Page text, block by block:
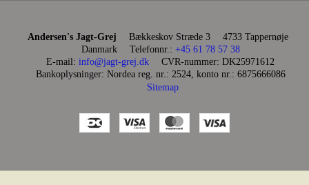
Andersen's Jagt-Grej Bækkeskov Stræde 3
4733 Tappernøje
Danmark
Telefonnr. : +45 61 78 57 38
E-mail: info@jagt-grej.dk CVR-nummer: DK25971612
Bankoplysninger: Nordea reg. nr.: 2524, konto nr.: 6875666086
Sitemap